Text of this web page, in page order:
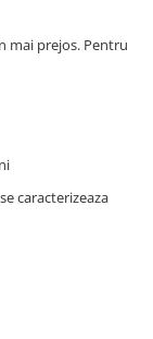
mai prejos. Pentru
caracterizeaza